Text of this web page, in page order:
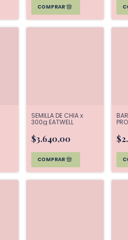
SEMILLA DE CHIA x
300g EATWELL
$3.640,00